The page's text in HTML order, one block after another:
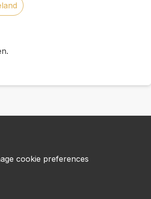
cookie preferences